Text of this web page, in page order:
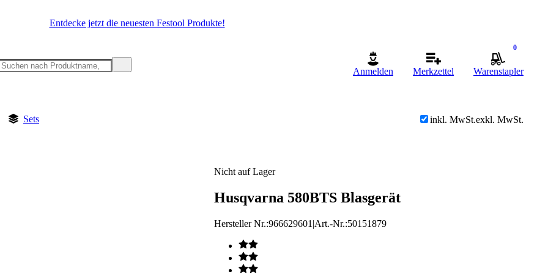
Entdecke jetzt die neuesten Festool Produkte!
Anmelden Merkzettel
0
Warenstapler
Sets inkl. MwSt.exkl. MwSt.
Nicht auf Lager
Husqvarna 580BTS Blasgerät
Hersteller Nr.:966629601 |Art.-Nr.:50151879